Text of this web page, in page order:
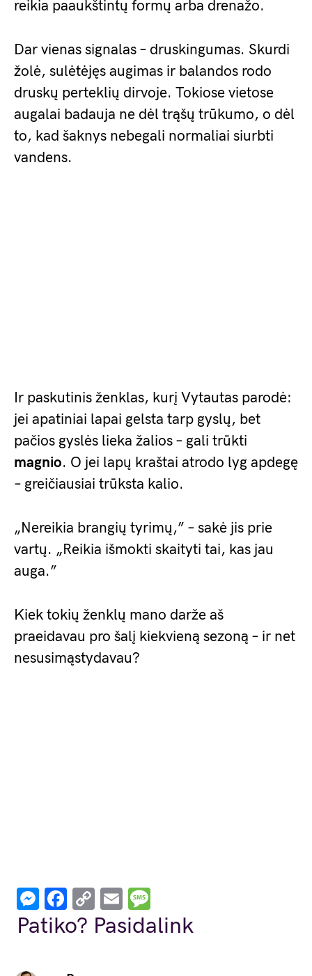
reikia paaukštintų formų arba drenažo.
Dar vienas signalas – druskingumas. Skurdi
žolė, sulėtėjęs augimas ir balandos rodo
druskų perteklių dirvoje. Tokiose vietose
augalai badauja ne dėl trąšų trūkumo, o dėl
to, kad šaknys nebegali normaliai siurbti
vandens.
Ir paskutinis ženklas, kurį Vytautas parodė:
jei apatiniai lapai gelsta tarp gyslų, bet
pačios gyslės lieka žalios – gali trūkti
magnio. O jei lapų kraštai atrodo lyg apdegę
– greičiausiai trūksta kalio.
„Nereikia brangių tyrimų,” – sakė jis prie
vartų. „Reikia išmokti skaityti tai, kas jau
auga.”
Kiek tokių ženklų mano darže aš
praeidavau pro šalį kiekvieną sezoną – ir net
nesusimąstydavau?
Messenger
Facebook
Copy
Link
Email
Patiko? Pasidalink